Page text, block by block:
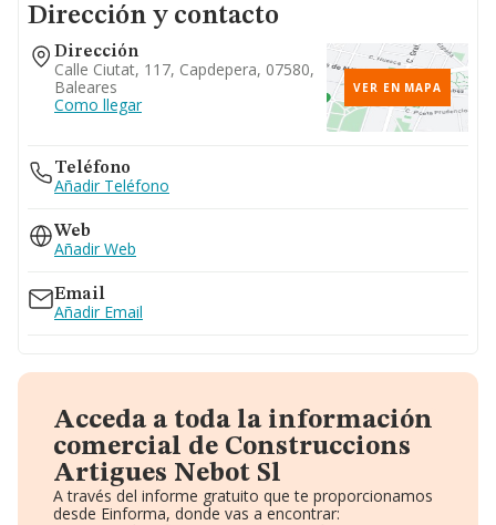
Dirección y contacto
Dirección
Calle Ciutat, 117, Capdepera, 07580,
Baleares
Como llegar
VER EN MAPA
Teléfono
Añadir Teléfono
Web
Añadir Web
Email
Añadir Email
Acceda a toda la información
comercial de Construccions
Artigues Nebot Sl
A través del informe gratuito que te proporcionamos
desde Einforma, donde vas a encontrar: